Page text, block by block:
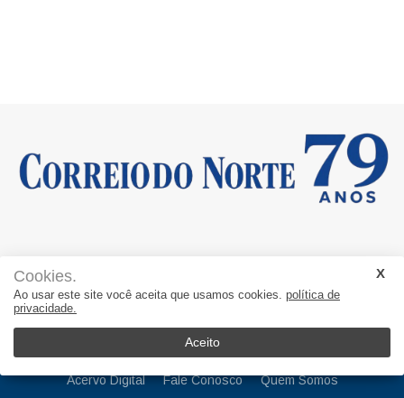
TWITTER
Acervo Digital Fale Conosco Quem Somos
Cookies.
Ao usar este site você aceita que usamos cookies. política de
privacidade.
Aceito